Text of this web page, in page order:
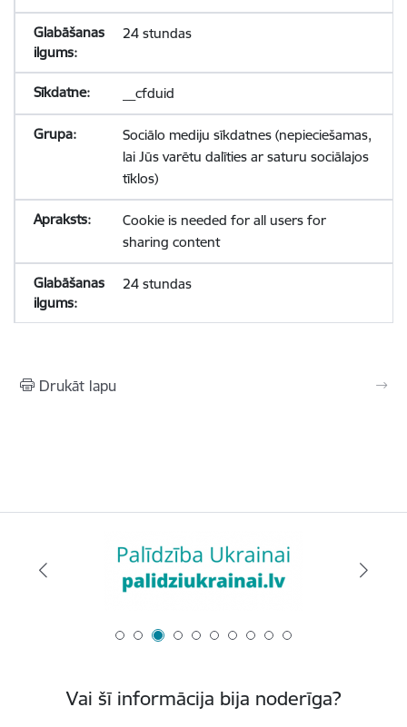
24 stundas
__cfduid
Sociālo mediju sīkdatnes (nepieciešamas,
lai Jūs varētu dalīties ar saturu sociālajos
tīklos)
Cookie is needed for all users for
sharing content
24 stundas
Drukāt lapu
Vai šī informācija bija noderīga?